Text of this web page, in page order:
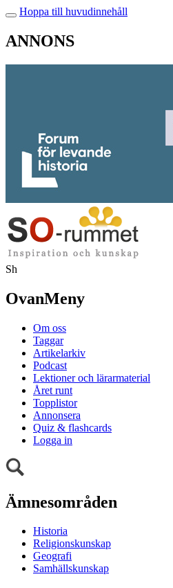
Hoppa till huvudinnehåll
ANNONS
Sh
OvanMeny
Om oss
Taggar
Artikelarkiv
Podcast
Lektioner och lärarmaterial
Året runt
Topplistor
Annonsera
Quiz & flashcards
Logga in
Ämnesområden
Historia
Religionskunskap
Geografi
Samhällskunskap